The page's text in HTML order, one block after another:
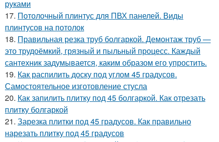
руками
17. Потолочный плинтус для ПВХ панелей. Виды
плинтусов на потолок
18. Правильная резка труб болгаркой. Демонтаж труб —
это трудоёмкий, грязный и пыльный процесс. Каждый
сантехник задумывается, каким образом его упростить.
19. Как распилить доску под углом 45 градусов.
Самостоятельное изготовление стусла
20. Как запилить плитку под 45 болгаркой. Как отрезать
плитку болгаркой
21. Зарезка плитки под 45 градусов. Как правильно
нарезать плитку под 45 градусов